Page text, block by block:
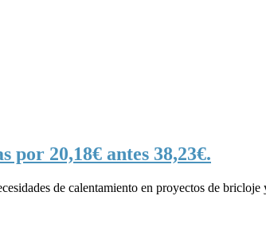
por 20,18€ antes 38,23€.
de calentamiento en proyectos de